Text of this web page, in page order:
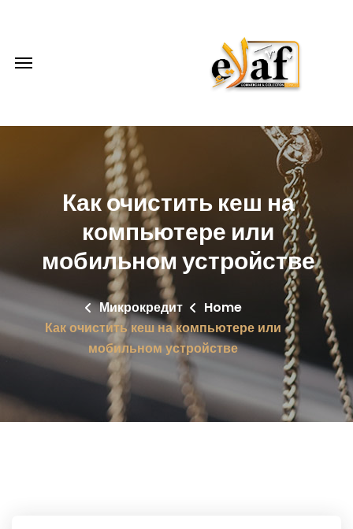
Как очистить кеш на
компьютере или
мобильном устройстве
Home
Микрокредит
Как очистить кеш на компьютере или
мобильном устройстве